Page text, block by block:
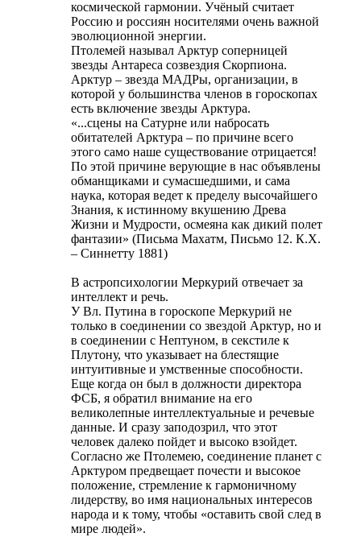
космической гармонии. Учёный считает
Россию и россиян носителями очень важной
эволюционной энергии.
Птолемей называл Арктур соперницей
звезды Антареса созвездия Скорпиона.
Арктур – звезда МАДРы, организации, в
которой у большинства членов в гороскопах
есть включение звезды Арктура.
«...сцены на Сатурне или набросать
обитателей Арктура – по причине всего
этого само наше существование отрицается!
По этой причине верующие в нас объявлены
обманщиками и сумасшедшими, и сама
наука, которая ведет к пределу высочайшего
Знания, к истинному вкушению Древа
Жизни и Мудрости, осмеяна как дикий полет
фантазии» (Письма Махатм, Письмо 12. К.Х.
– Синнетту 1881)
В астропсихологии Меркурий отвечает за
интеллект и речь.
У Вл. Путина в гороскопе Меркурий не
только в соединении со звездой Арктур, но и
в соединении с Нептуном, в секстиле к
Плутону, что указывает на блестящие
интуитивные и умственные способности.
Еще когда он был в должности директора
ФСБ, я обратил внимание на его
великолепные интеллектуальные и речевые
данные. И сразу заподозрил, что этот
человек далеко пойдет и высоко взойдет.
Согласно же Птолемею, соединение планет с
Арктуром предвещает почести и высокое
положение, стремление к гармоничному
лидерству, во имя национальных интересов
народа и к тому, чтобы «оставить свой след в
мире людей».